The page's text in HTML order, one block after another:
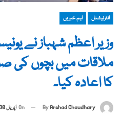
انٹرنیشنل اہم خبریں
وزیر اعظم شہباز نے
ملاقات میں بچوں
کا اعادہ کیا۔
ByArshad Chaudhary
On اپریل 30, 2026